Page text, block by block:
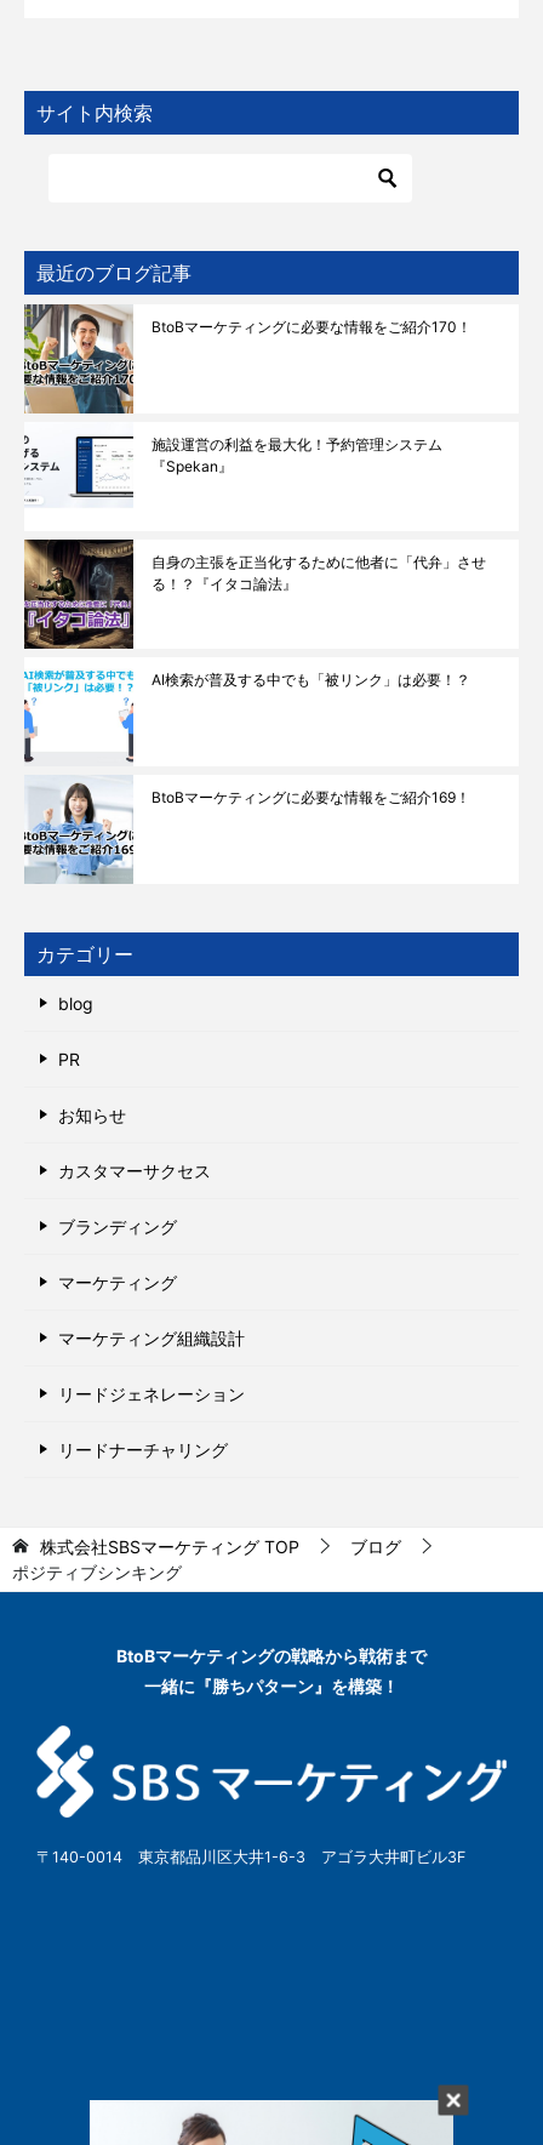
サイト内検索
最近のブログ記事
BtoBマーケティングに必要な情報をご紹介170！
施設運営の利益を最大化！予約管理システム
『Spekan』
自身の主張を正当化するために他者に「代弁」させ
る！？『イタコ論法』
AI検索が普及する中でも「被リンク」は必要！？
BtoBマーケティングに必要な情報をご紹介169！
カテゴリー
blog
PR
お知らせ
カスタマーサクセス
ブランディング
マーケティング
マーケティング組織設計
リードジェネレーション
リードナーチャリング
株式会社SBSマーケティング TOP
ブログ
ポジティブシンキング
BtoBマーケティングの戦略から戦術まで
一緒に『勝ちパターン』を構築！
〒140-0014 東京都品川区大井1-6-3 アゴラ大井町ビル3F